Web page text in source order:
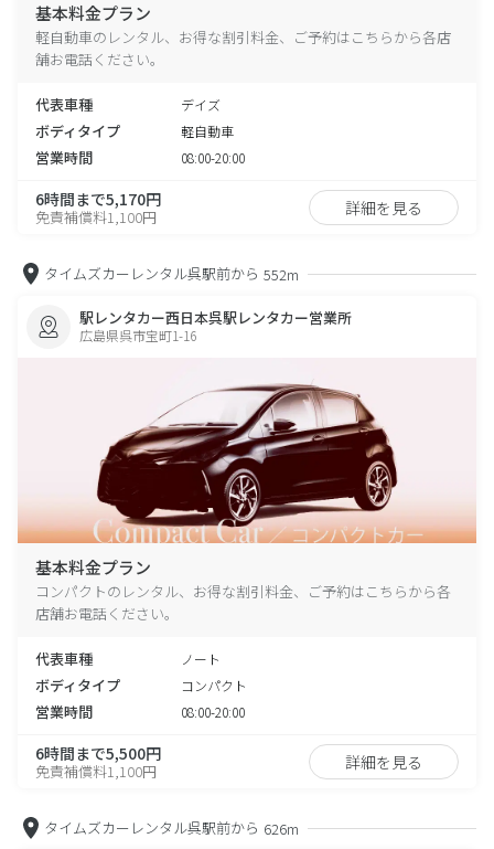
基本料金プラン
軽自動車のレンタル、お得な割引料金、ご予約はこちらから各店
舗お電話ください。
代表車種 デイズ
ボディタイプ 軽自動車
営業時間 08:00-20:00
6時間まで5,170円
免責補償料1,100円 詳細を見る
タイムズカーレンタル呉駅前から 552m
駅レンタカー西日本呉駅レンタカー営業所
広島県呉市宝町1-16
基本料金プラン
コンパクトのレンタル、お得な割引料金、ご予約はこちらから各
店舗お電話ください。
代表車種 ノート
ボディタイプ コンパクト
営業時間 08:00-20:00
6時間まで5,500円
免責補償料1,100円 詳細を見る
タイムズカーレンタル呉駅前から 626m